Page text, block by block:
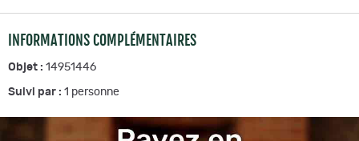
INFORMATIONS COMPLÉMENTAIRES
Objet : 14951446
Suivi par : 1 personne